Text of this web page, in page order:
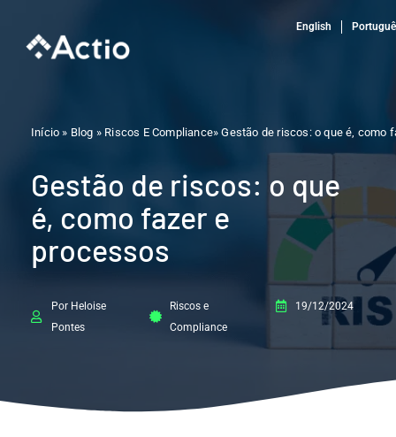
English
Início » Blog » Riscos E Compliance» Gestão de riscos: o que é,
Gestão de riscos: o que
é, como fazer e
processos
Por Heloise
Pontes
Riscos e
Compliance
19/12/2024